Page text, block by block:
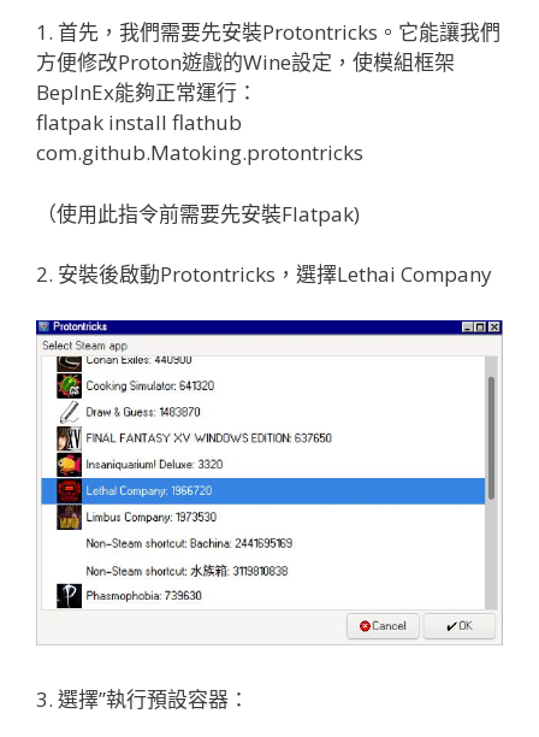
1. 首先，我們需要先安裝Protontricks。它能讓我們
方便修改Proton遊戲的Wine設定，使模組框架
BepInEx能夠正常運行：
flatpak install flathub
com.github.Matoking.protontricks
（使用此指令前需要先安裝Flatpak)
2. 安裝後啟動Protontricks，選擇Lethai Company
3. 選擇”執行預設容器：